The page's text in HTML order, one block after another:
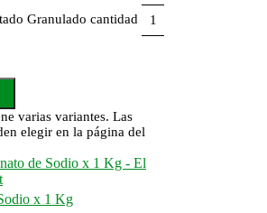
Granulado cantidad
varias variantes. Las
elegir en la página del
x 1 Kg